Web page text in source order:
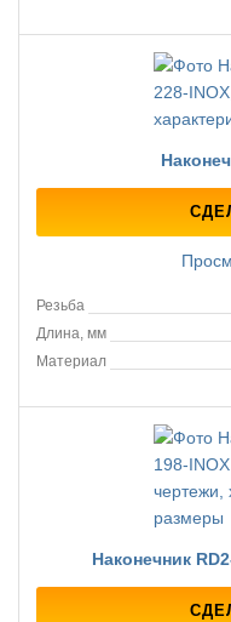
Резьба
Длина, мм
Материал
Наконечник